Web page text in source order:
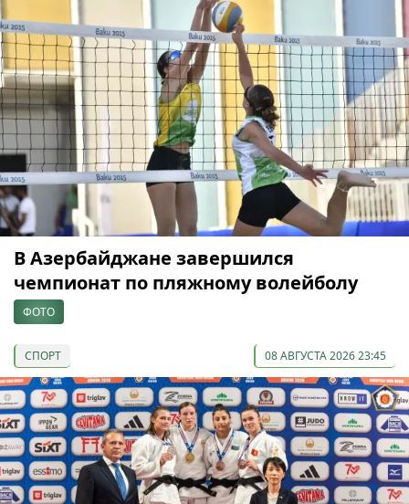
В Азербайджане завершился
чемпионат по пляжному волейболу
ФОТО
СПОРТ 08 АВГУСТА 2026 23:45